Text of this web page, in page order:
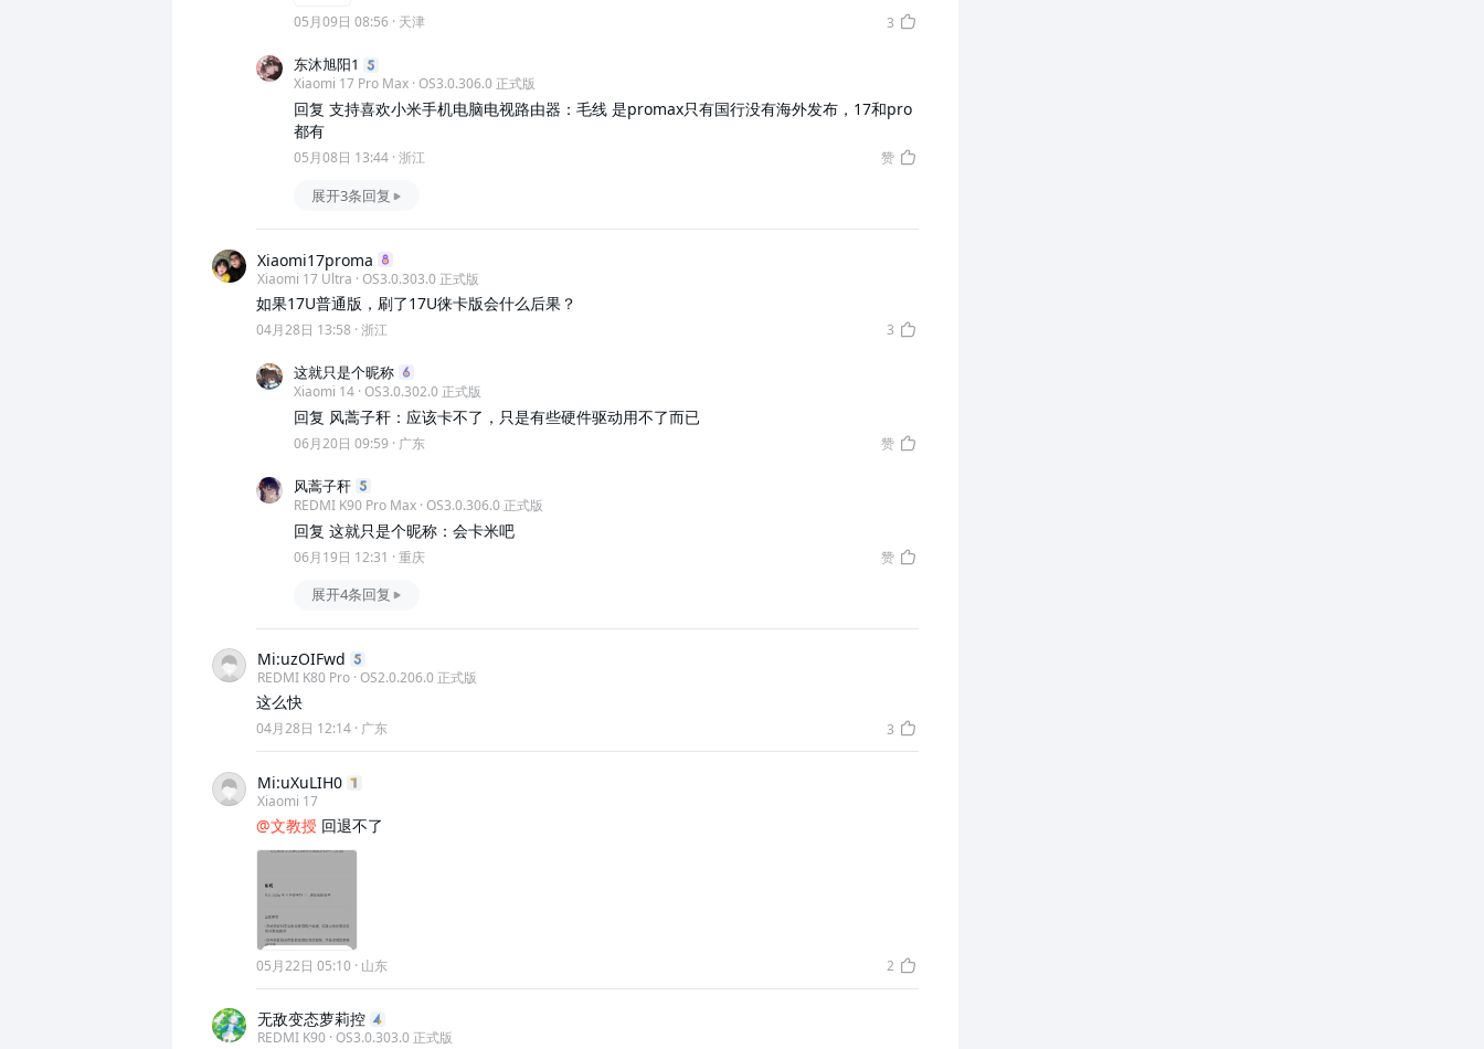
05月09日 08:56 · 天津 3
东沐旭阳1
Xiaomi 17 Pro Max · OS3.0.306.0 正式版
回复 支持喜欢小米手机电脑电视路由器：毛线 是promax只有国行没有海外发布，17和pro
都有
05月08日 13:44 · 浙江 赞
展开3条回复
Xiaomi17proma
Xiaomi 17 Ultra · OS3.0.303.0 正式版
如果17U普通版，刷了17U徕卡版会什么后果？
04月28日 13:58 · 浙江 3
这就只是个昵称
Xiaomi 14 · OS3.0.302.0 正式版
回复 风蒿子秆：应该卡不了，只是有些硬件驱动用不了而已
06月20日 09:59 · 广东 赞
风蒿子秆
REDMI K90 Pro Max · OS3.0.306.0 正式版
回复 这就只是个昵称：会卡米吧
06月19日 12:31 · 重庆 赞
展开4条回复
Mi:uzOIFwd
REDMI K80 Pro · OS2.0.206.0 正式版
这么快
04月28日 12:14 · 广东 3
Mi:uXuLIH0
Xiaomi 17
@文教授 回退不了
05月22日 05:10 · 山东 2
无敌变态萝莉控
REDMI K90 · OS3.0.303.0 正式版